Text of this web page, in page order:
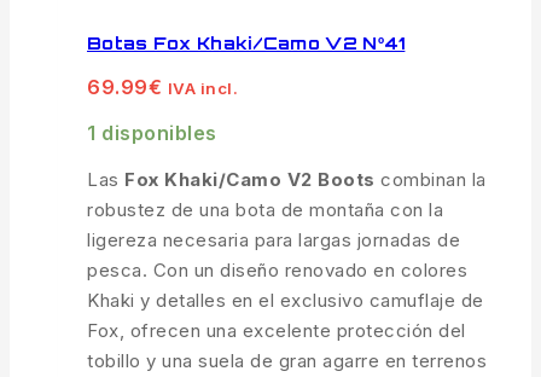
Botas Fox Khaki/Camo V2 Nº41
69.99€ IVA incl.
1 disponibles
Las Fox Khaki/Camo V2 Boots combinan la
robustez de una bota de montaña con la
ligereza necesaria para largas jornadas de
pesca. Con un diseño renovado en colores
Khaki y detalles en el exclusivo camuflaje de
Fox, ofrecen una excelente protección del
tobillo y una suela de gran agarre en terrenos